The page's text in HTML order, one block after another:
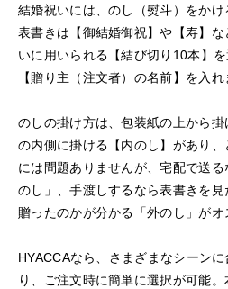
結婚祝いには、のし（熨斗）をかけ
表書きは【御結婚御祝】や【寿】
いに用いられる【結び切り10本】
【贈り主（注文者）の名前】を入れ
のしの掛け方は、包装紙の上から
の内側に掛ける【内のし】があり
には問題ありませんが、宅配で送
のし」、手渡しするなら表書きを
贈ったのかが分かる「外のし」がオ
HYACCAなら、さまざまなシーン
り、ご注文時に簡単に選択が可能